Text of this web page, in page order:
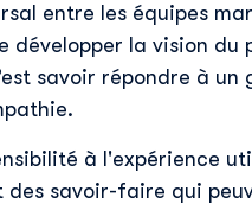
entre les équipes
développer la vision du
savoir répondre à un
à l'expérience
des savoir-faire qui